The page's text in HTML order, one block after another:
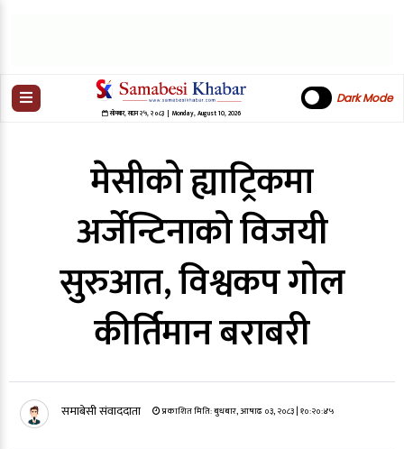
सोमबार,साउन २५,२०८३| Monday, August 10, 2026
Dark Mode
मेसीको ह्याट्रिकमा
अर्जेन्टिनाको विजयी
सुरुआत, विश्वकप गोल
कीर्तिमान बराबरी
समाबेसी संवाददाता प्रकाशित मिति:बुधबार, आषाढ ०३, २०८३| १०:२०:४५